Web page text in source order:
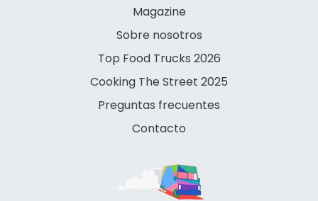
Magazine
Sobre nosotros
Top Food Trucks 2026
Cooking The Street 2025
Preguntas frecuentes
Contacto